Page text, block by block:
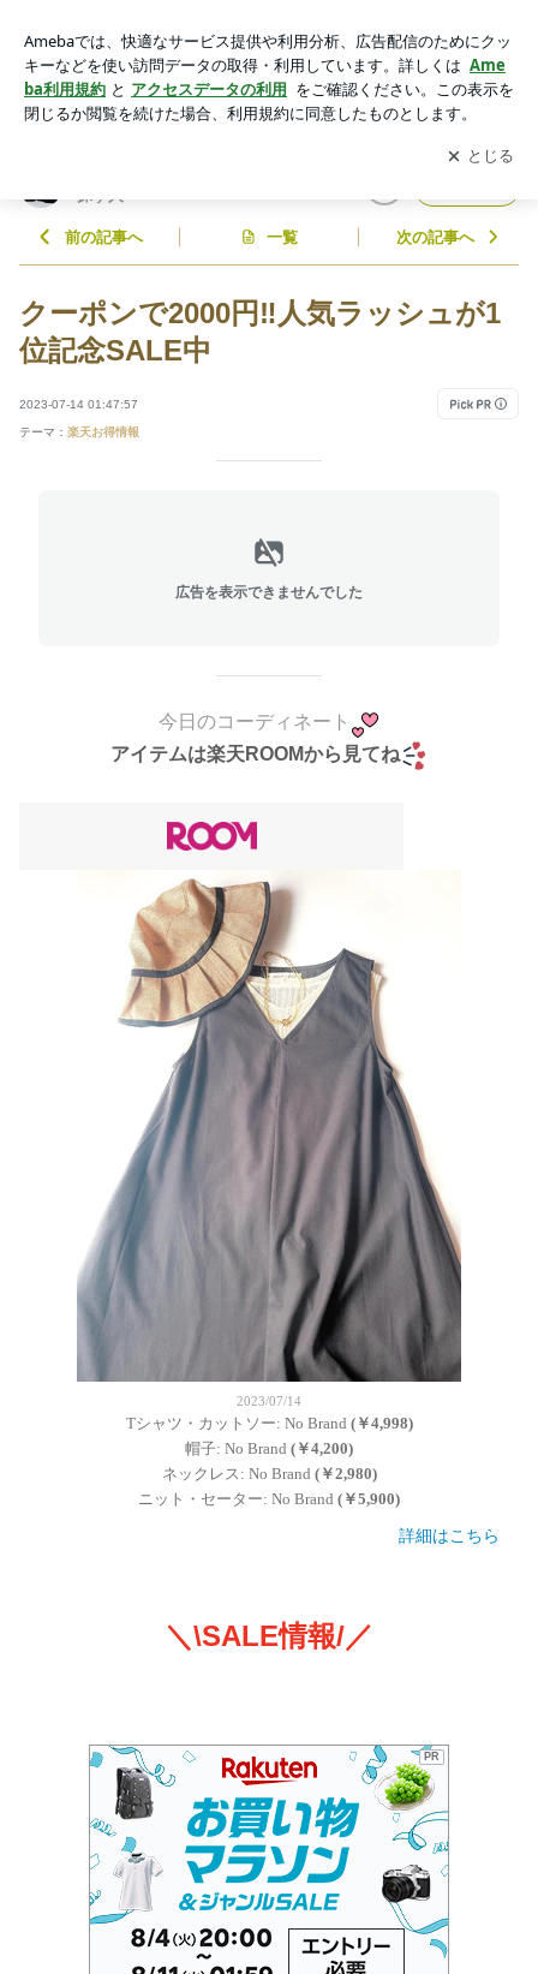
noレビュー@通販でお得を探す人
アプリをダウンロードして ブログの更新通知
を受け取りまし
ょう。
開く
探す人
前の記事へ 一覧 次の記事へ
クーポンで2000円‼️人気ラッシュが1
位記念SALE中
2023-07-14 01:47:57
テーマ： 楽天お得情報
広告を表示できませんでした
今日のコーディネート
アイテムは楽天ROOMから見てね
2023/07/14
Tシャツ・カットソー: No Brand (￥4,998)
帽子: No Brand (￥4,200)
ネックレス: No Brand (￥2,980)
ニット・セーター: No Brand (￥5,900)
詳細はこちら
＼\SALE情報/／
PR